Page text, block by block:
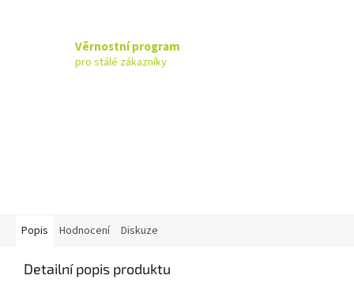
Věrnostní program
pro stálé zákazníky
Popis Hodnocení Diskuze
Detailní popis produktu